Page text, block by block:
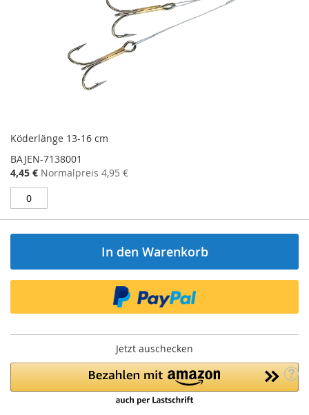
Köderlänge 13-16 cm
BAJEN-7138001
Sonderangebot
4,45 € Normalpreis 4,95 €
In den Warenkorb
Jetzt auschecken